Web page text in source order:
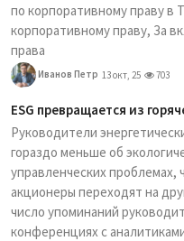
по корпоративному праву в
корпоративному праву, За
права
Иванов Петр 13 окт, 25 703
ESG превращается из
Руководители
гораздо меньше об
управленческих проблемах,
акционеры переходят на
число упоминаний
конференциях с